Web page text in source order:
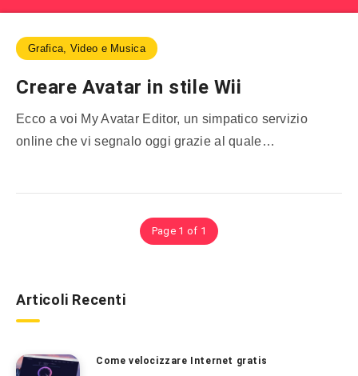
Grafica, Video e Musica
Creare Avatar in stile Wii
Ecco a voi My Avatar Editor, un simpatico servizio
online che vi segnalo oggi grazie al quale…
Page 1 of 1
Articoli Recenti
Come velocizzare Internet gratis